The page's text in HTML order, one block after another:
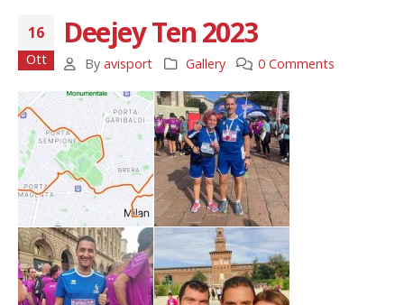
16
Ott
Deejey Ten 2023
By avisport Gallery 0 Comments